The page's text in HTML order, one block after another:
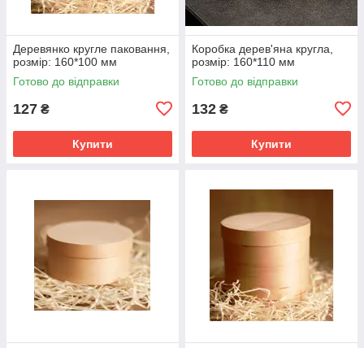
Деревянко кругле паковання,
розмір: 160*100 мм
Готово до відправки
127 ₴
Купити
Коробка дерев'яна кругла,
розмір: 160*110 мм
Готово до відправки
132 ₴
Купити